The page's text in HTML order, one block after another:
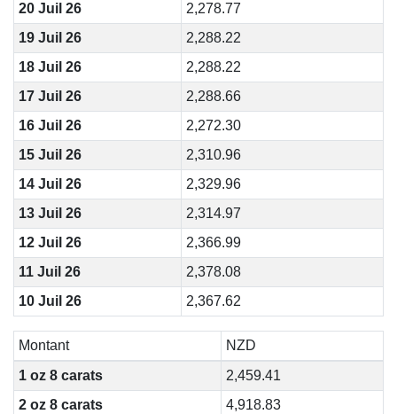
20 Juil 26
2,278.77
19 Juil 26
2,288.22
18 Juil 26
2,288.22
17 Juil 26
2,288.66
16 Juil 26
2,272.30
15 Juil 26
2,310.96
14 Juil 26
2,329.96
13 Juil 26
2,314.97
12 Juil 26
2,366.99
11 Juil 26
2,378.08
10 Juil 26
2,367.62
Montant
NZD
1 oz 8 carats
2,459.41
2 oz 8 carats
4,918.83